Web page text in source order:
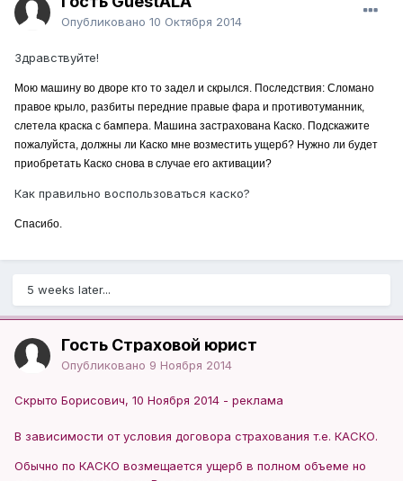
Опубликовано 10 Октября 2014
Здравствуйте!
Мою машину во дворе кто то задел и скрылся. Последствия: Сломано
правое крыло, разбиты передние правые фара и противотуманник,
слетела краска с бампера. Машина застрахована Каско. Подскажите
пожалуйста, должны ли Каско мне возместить ущерб? Нужно ли будет
приобретать Каско снова в случае его активации?
Как правильно воспользоваться каско?
Спасибо.
5 weeks later...
Гость Страховой юрист
Опубликовано 9 Ноября 2014
Скрыто Борисович, 10 Ноября 2014 - реклама
В зависимости от условия договора страхования т.е. КАСКО.
Обычно по КАСКО возмещается ущерб в полном объеме но